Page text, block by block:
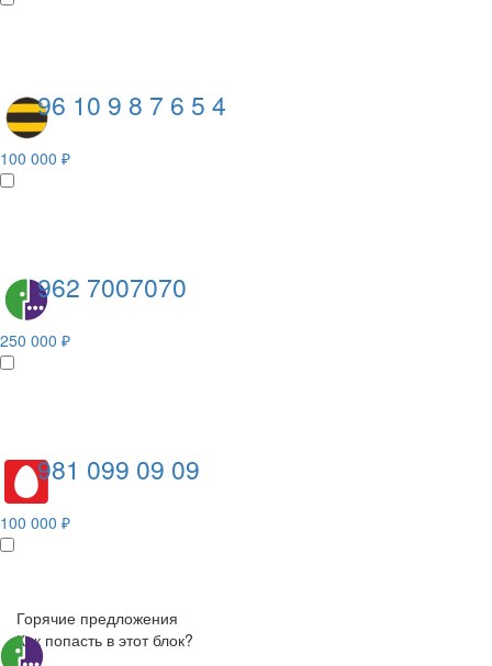
96 10 9 8 7 6 5 4
100 000 ₽
962 7007070
250 000 ₽
981 099 09 09
100 000 ₽
Горячие предложения
Как попасть в этот блок?